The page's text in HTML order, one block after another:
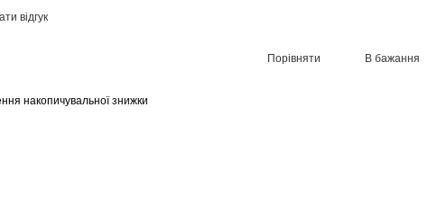
відгук
Порівняти В бажання
накопичувальної знижки